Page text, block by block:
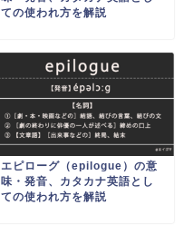
ての使われ方を解説
エピローグ（epilogue）の意
味・発音、カタカナ英語とし
ての使われ方を解説